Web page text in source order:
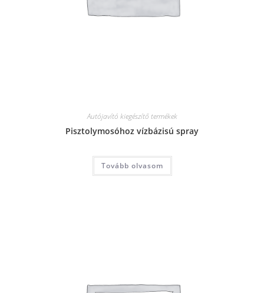
Autójavító kiegészítő termékek
Pisztolymosóhoz vízbázisú spray
Tovább olvasom